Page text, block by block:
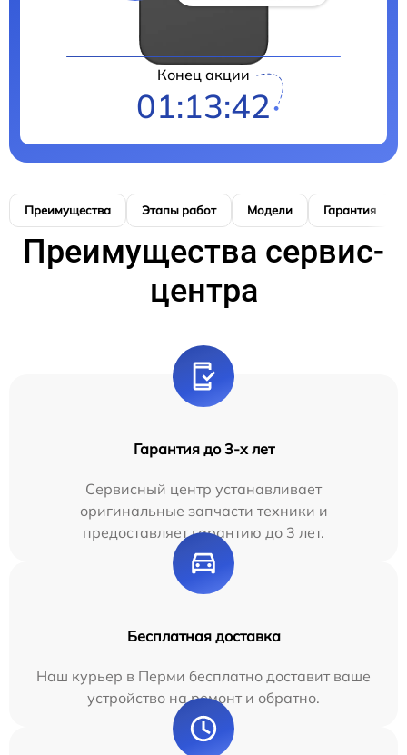
Конец акции
01:13:41
Преимущества Этапы работ Модели Гарантия
Преимущества сервис-
центра
Гарантия до 3-х лет
Сервисный центр устанавливает
оригинальные запчасти техники и
предоставляет гарантию до 3 лет.
Бесплатная доставка
Наш курьер в Перми бесплатно доставит ваше
устройство на ремонт и обратно.